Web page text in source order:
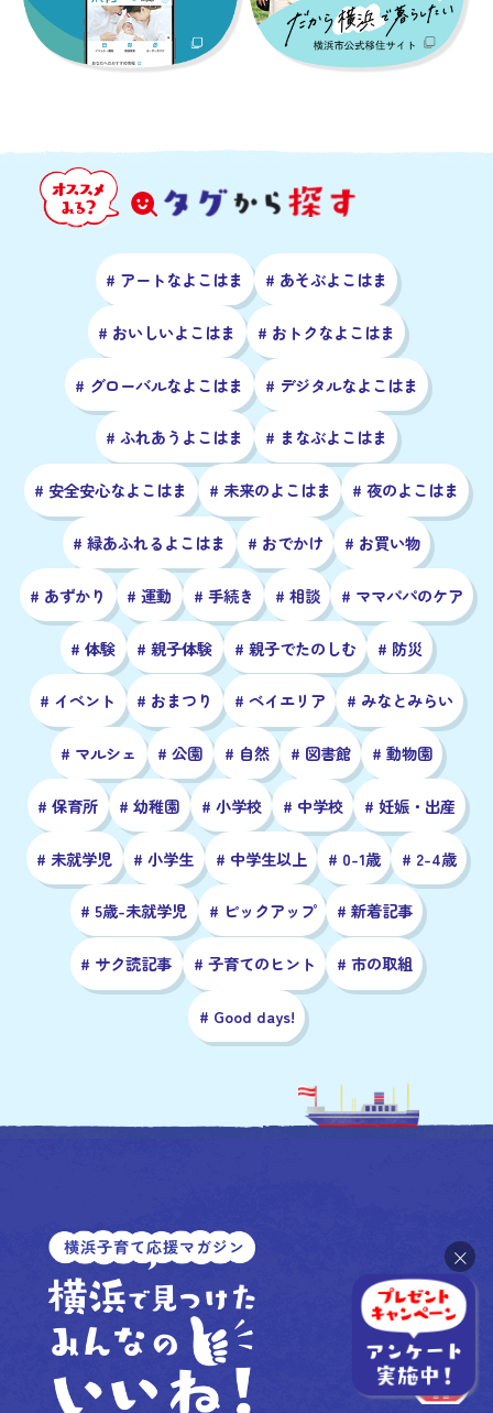
# アートなよこはま # あそぶよこはま
# おいしいよこはま # おトクなよこはま
# グローバルなよこはま # デジタルなよこはま
# ふれあうよこはま # まなぶよこはま
# 安全安心なよこはま # 未来のよこはま # 夜のよこはま
# 緑あふれるよこはま # おでかけ # お買い物
# あずかり # 運動 # 手続き # 相談 # ママパパのケア
# 体験 # 親子体験 # 親子でたのしむ # 防災
# イベント # おまつり # ベイエリア # みなとみらい
# マルシェ # 公園 # 自然 # 図書館 # 動物園
# 保育所 # 幼稚園 # 小学校 # 中学校 # 妊娠・出産
# 未就学児 # 小学生 # 中学生以上 # 0-1歳 # 2-4歳
# 5歳-未就学児 # ピックアップ # 新着記事
# サク読記事 # 子育てのヒント # 市の取組
# Good days!
×